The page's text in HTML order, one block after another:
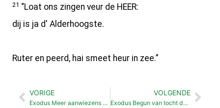
21 “Loat ons zingen veur de HEER:
dij is ja d' Alderhoogste.
Ruter en peerd, hai smeet heur in zee.”
Vorige
VORIGE
Exodus Meer aanwiezens veur t Pascha (12:43-14:31)
VOLGENDE
Exodus Begun van tocht deur woestijn (15:22-19:25)